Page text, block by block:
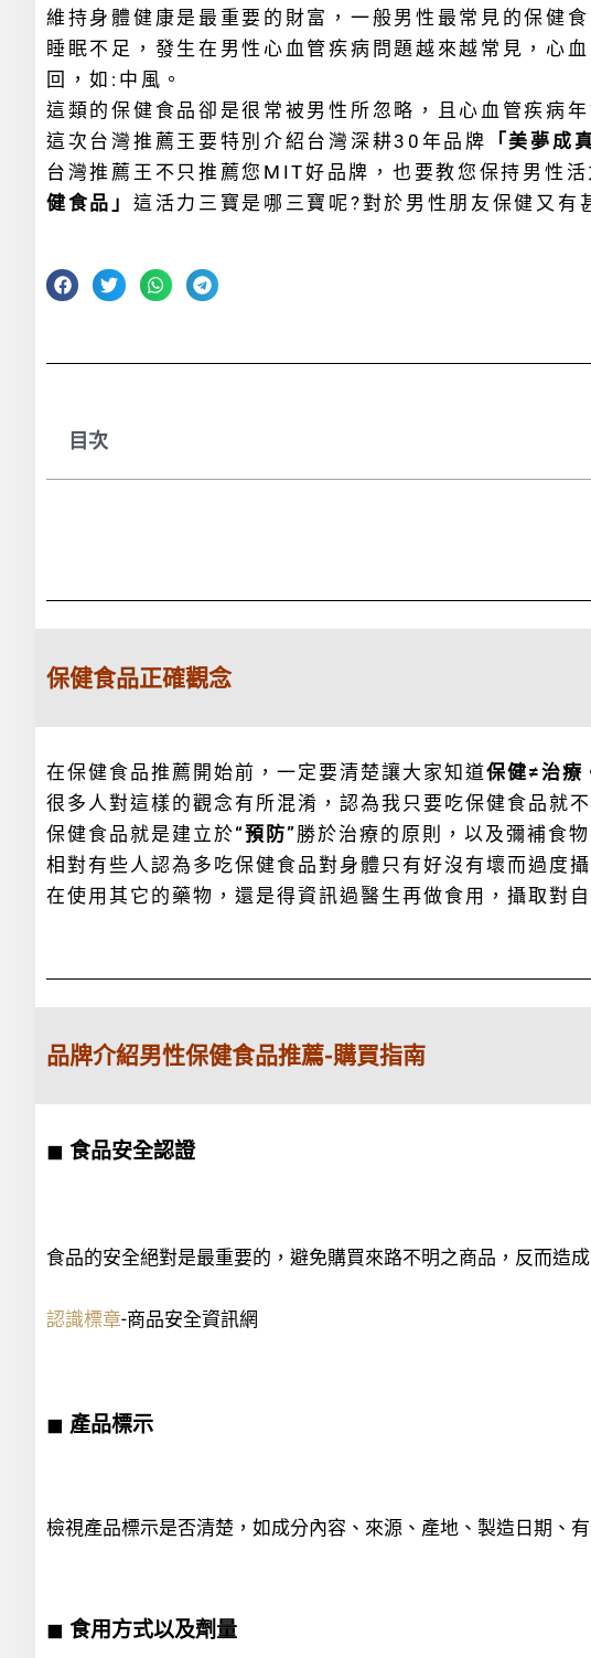
維持身體健康是最重要的財富，一般男性最常見的保健
睡眠不足，發生在男性心血管疾病問題越來越常見，心
回，如:中風。
這類的保健食品卻是很常被男性所忽略，且心血管疾病
這次台灣推薦王要特別介紹台灣深耕30年品牌
「美夢成
台灣推薦王不只推薦您MIT好品牌，也要教您保持男性
健食品 」 這活力三寶是哪三寶呢?對於男性朋友保健又
目次
保健食品正確觀念
在保健食品推薦開始前，一定要清楚讓大家知道保健≠治療
很多人對這樣的觀念有所混淆，認為我只要吃保健食品就
保健食品就是建立於“預防” 勝於治療的原則，以及彌補食
相對有些人認為多吃保健食品對身體只有好沒有壞而過度
在使用其它的藥物，還是得資訊過醫生再做食用，攝取對
品牌介紹男性保健食品推薦-購買指南
◼ 食品安全認證
食品的安全絕對是最重要的，避免購買來路不明之商品，反而造
認識標章-商品安全資訊網
◼ 產品標示
檢視產品標示是否清楚，如成分內容、來源、產地、製造日期、
◼ 食用方式以及劑量